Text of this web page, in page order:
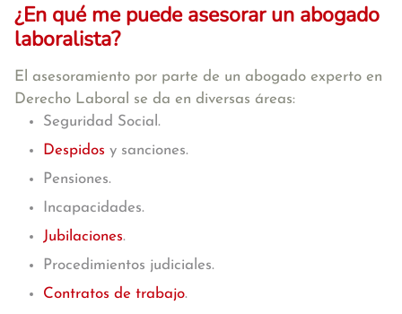
¿En qué me puede asesorar un abogado
laboralista?
El asesoramiento por parte de un abogado experto en
Derecho Laboral se da en diversas áreas:
Seguridad Social.
Despidos y sanciones.
Pensiones.
Incapacidades.
Jubilaciones.
Procedimientos judiciales.
Contratos de trabajo.